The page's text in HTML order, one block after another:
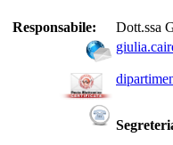
Responsabile:
Dott.ssa